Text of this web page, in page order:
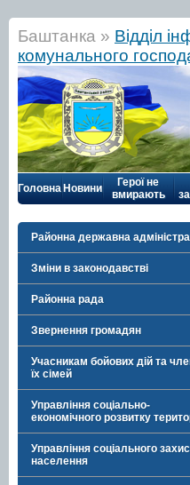
Баштанка » Відділ
комунального
Головна Новини
Герої не
вмирають
Районна державна
Зміни в законодавстві
Районна рада
Звернення громадян
Учасникам бойових дій та
їх сімей
Управління соціально-
економічного розвитку
Управління соціального
населення